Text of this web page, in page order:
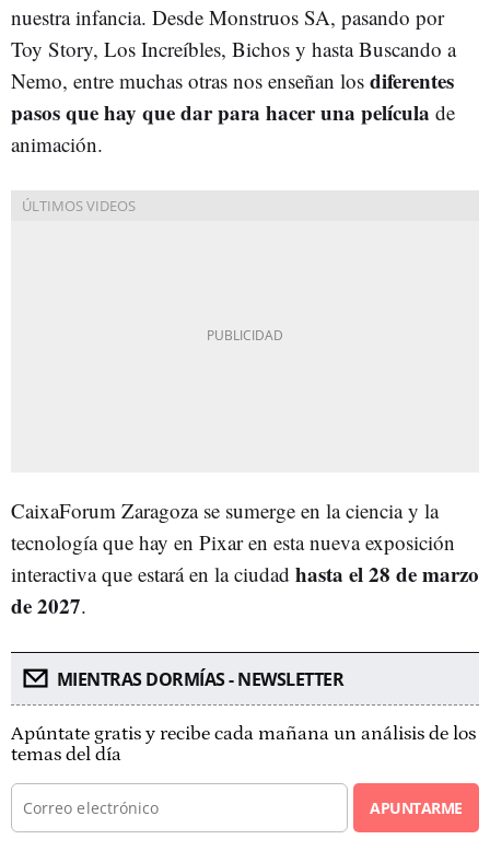
nuestra infancia. Desde Monstruos SA, pasando por
Toy Story, Los Increíbles, Bichos y hasta Buscando a
Nemo, entre muchas otras nos enseñan los diferentes
pasos que hay que dar para hacer una película de
animación.
CaixaForum Zaragoza se sumerge en la ciencia y la
tecnología que hay en Pixar en esta nueva exposición
interactiva que estará en la ciudad hasta el 28 de marzo
de 2027.
MIENTRAS DORMÍAS - NEWSLETTER
Apúntate gratis y recibe cada mañana un análisis de los
temas del día
APUNTARME